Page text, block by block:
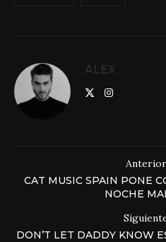
ÁLEX
CAT MUSIC SPAIN PONE
NOCHE
DON’T LET DADDY KNOW